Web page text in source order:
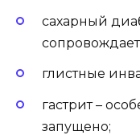
сахарный
глистные
гастрит –
запущено;